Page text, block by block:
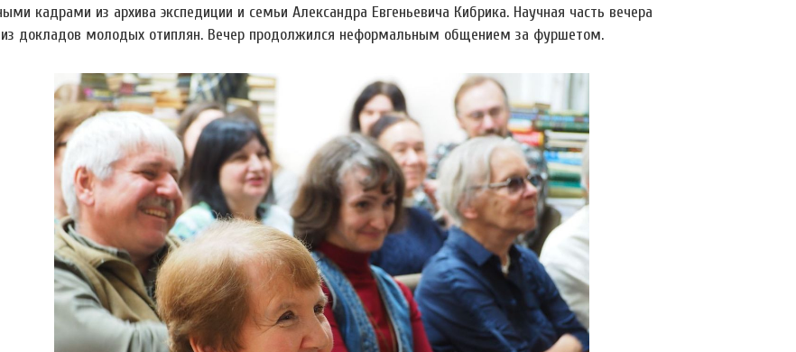
кадрами из архива экспедиции и семьи Александра Евгеньевича Кибрика. Научная часть вечера
из докладов молодых отиплян. Вечер продолжился неформальным общением за фуршетом.